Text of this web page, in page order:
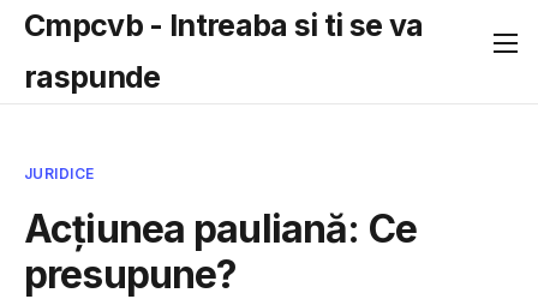
Cmpcvb - Intreaba si ti se va
raspunde
JURIDICE
Acțiunea pauliană: Ce
presupune?